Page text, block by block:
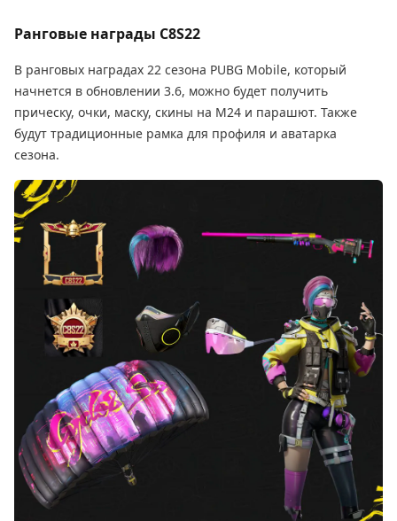
Ранговые награды C8S22
В ранговых наградах 22 сезона PUBG Mobile, который
начнется в обновлении 3.6, можно будет получить
прическу, очки, маску, скины на M24 и парашют. Также
будут традиционные рамка для профиля и аватарка
сезона.